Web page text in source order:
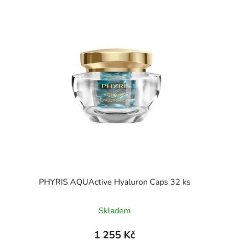
PHYRIS AQUActive Hyaluron Caps 32 ks
Skladem
1 255 Kč